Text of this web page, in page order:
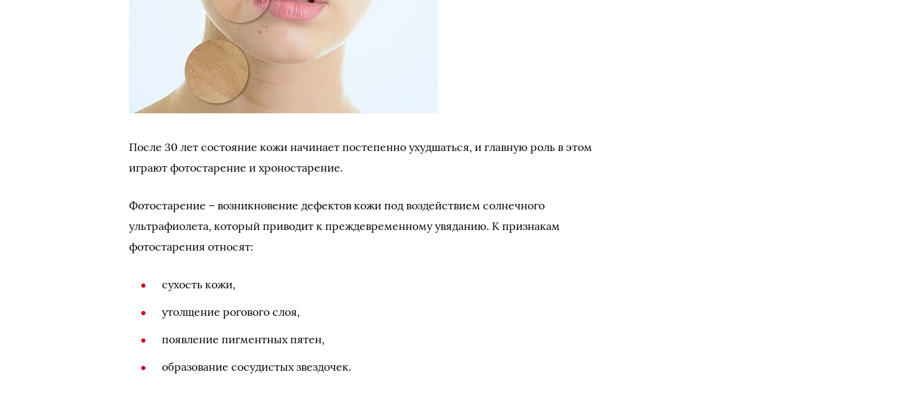
После 30 лет состояние кожи начинает постепенно ухудшаться, и главную роль в этом
играют фотостарение и хроностарение.
Фотостарение – возникновение дефектов кожи под воздействием солнечного
ультрафиолета, который приводит к преждевременному увяданию. К признакам
фотостарения относят:
сухость кожи,
утолщение рогового слоя,
появление пигментных пятен,
образование сосудистых звездочек.